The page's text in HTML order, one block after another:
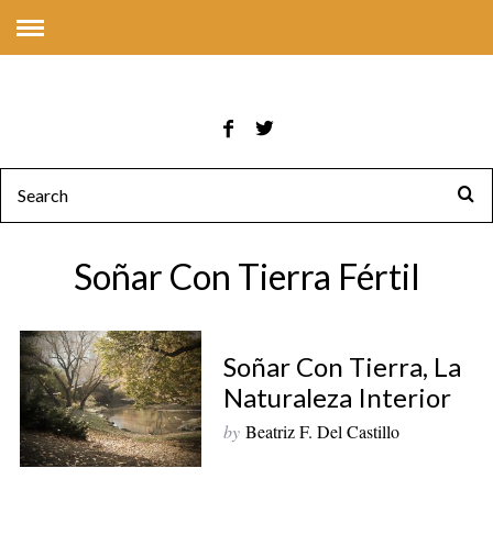
Soñar Con Tierra Fértil
Soñar Con Tierra, La
Naturaleza Interior
by Beatriz F. Del Castillo